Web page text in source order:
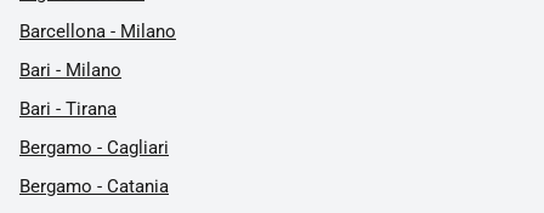
Barcellona - Milano
Bari - Milano
Bari - Tirana
Bergamo - Cagliari
Bergamo - Catania